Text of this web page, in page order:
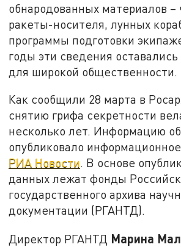
обнародованных материалов
ракеты-носителя, лунных
программы подготовки
годы эти сведения
для широкой общественности.
Как сообщили 28 марта в
снятию грифа секретности
несколько лет. Информацию
опубликовало
РИА Новости. В основе
данных лежат фонды
государственного архива
документации (РГАНТД).
Директор РГАНТД Марина